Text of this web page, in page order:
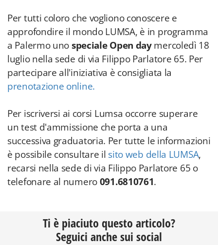
Per tutti coloro che vogliono conoscere e
approfondire il mondo LUMSA, è in programma
a Palermo unospeciale Open daymercoledì 18
luglio nella sede di via Filippo Parlatore 65. Per
partecipare all'iniziativa è consigliata la
prenotazione online.
Per iscriversi ai corsi Lumsa occorre superare
un test d'ammissione che porta a una
successiva graduatoria. Per tutte le informazioni
è possibile consultare il sito web della LUMSA,
recarsi nella sede di via Filippo Parlatore 65 o
telefonare al numero091.6810761.
Ti è piaciuto questo articolo?
Seguici anche sui social